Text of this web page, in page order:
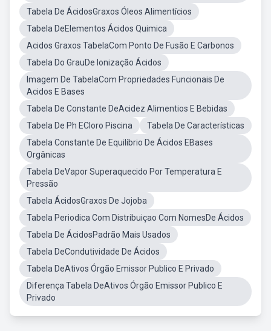
Tabela De ÁcidosGraxos Óleos Alimentícios
Tabela DeElementos Ácidos Quimica
Acidos Graxos TabelaCom Ponto De Fusão E Carbonos
Tabela Do GrauDe Ionização Ácidos
Imagem De TabelaCom Propriedades Funcionais De
Acidos E Bases
Tabela De Constante DeAcidez Alimentios E Bebidas
Tabela De Ph ECloro Piscina
Tabela De Características
Tabela Constante De Equilíbrio De Ácidos EBases
Orgânicas
Tabela DeVapor Superaquecido Por Temperatura E
Pressão
Tabela ÁcidosGraxos De Jojoba
Tabela Periodica Com Distribuiçao Com NomesDe Ácidos
Tabela De ÁcidosPadrão Mais Usados
Tabela DeCondutividade De Ácidos
Tabela DeAtivos Órgão Emissor Publico E Privado
Diferença Tabela DeAtivos Órgão Emissor Publico E
Privado